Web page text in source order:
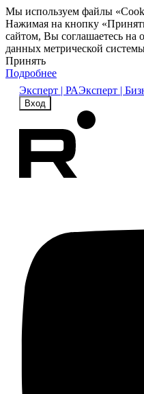
Мы используем файлы
Нажимая на кнопку
сайтом, Вы соглашаетесь на
данных метрической
Принять
Подробнее
Эксперт | РАЭксперт |
Вход